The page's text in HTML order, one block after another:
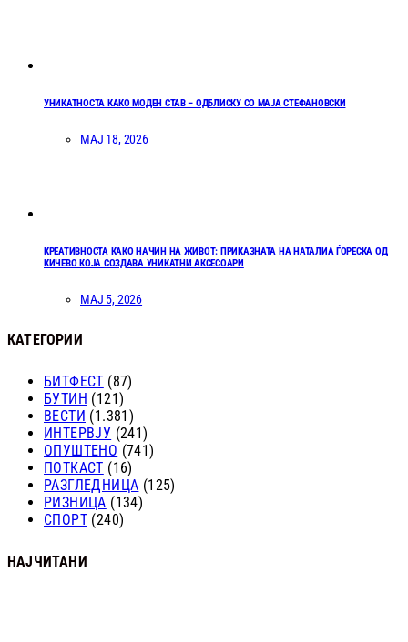
УНИКАТНОСТА КАКО МОДЕН СТАВ – ОДБЛИСКУ СО МАЈА СТЕФАНОВСКИ
МАЈ 18, 2026
КРЕАТИВНОСТА КАКО НАЧИН НА ЖИВОТ: ПРИКАЗНАТА НА НАТАЛИА ЃОРЕСКА ОД
КИЧЕВО КОЈА СОЗДАВА УНИКАТНИ АКСЕСОАРИ
МАЈ 5, 2026
КАТЕГОРИИ
БИТФЕСТ (87)
БУТИН (121)
ВЕСТИ (1.381)
ИНТЕРВЈУ (241)
ОПУШТЕНО (741)
ПОТКАСТ (16)
РАЗГЛЕДНИЦА (125)
РИЗНИЦА (134)
СПОРТ (240)
НАЈЧИТАНИ